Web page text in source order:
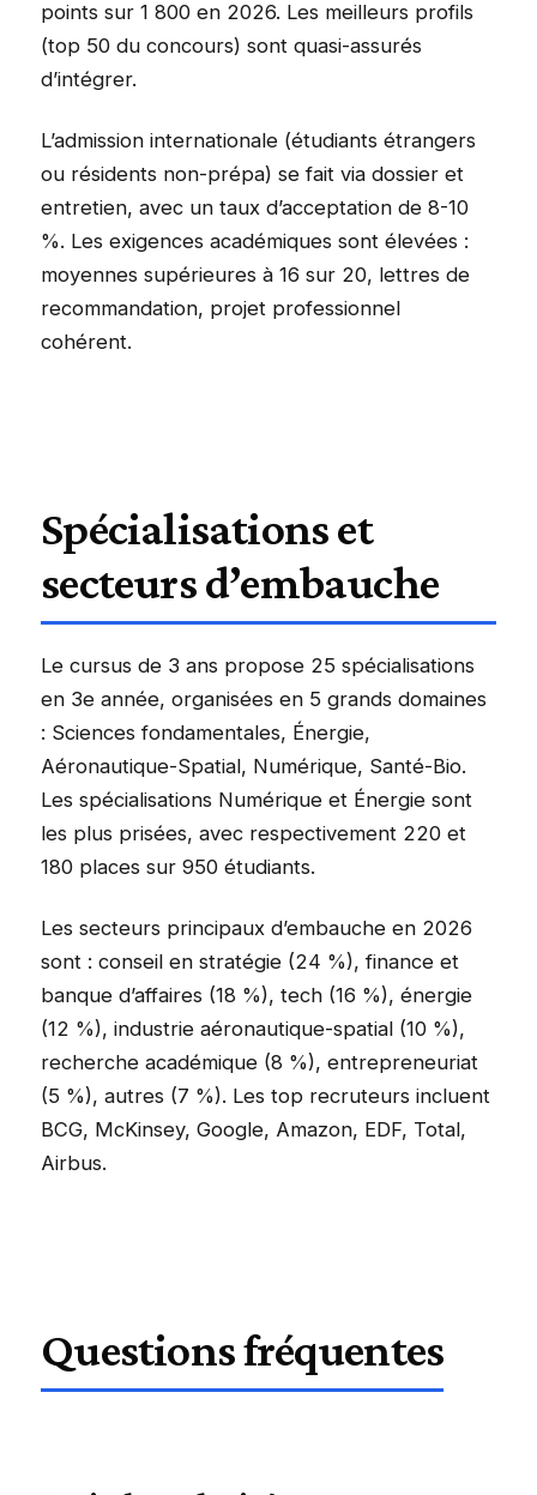
points sur 1 800 en 2026. Les meilleurs profils
(top 50 du concours) sont quasi-assurés
d’intégrer.
L’admission internationale (étudiants étrangers
ou résidents non-prépa) se fait via dossier et
entretien, avec un taux d’acceptation de 8-10
%. Les exigences académiques sont élevées :
moyennes supérieures à 16 sur 20, lettres de
recommandation, projet professionnel
cohérent.
Spécialisations et
secteurs d’embauche
Le cursus de 3 ans propose 25 spécialisations
en 3e année, organisées en 5 grands domaines
: Sciences fondamentales, Énergie,
Aéronautique-Spatial, Numérique, Santé-Bio.
Les spécialisations Numérique et Énergie sont
les plus prisées, avec respectivement 220 et
180 places sur 950 étudiants.
Les secteurs principaux d’embauche en 2026
sont : conseil en stratégie (24 %), finance et
banque d’affaires (18 %), tech (16 %), énergie
(12 %), industrie aéronautique-spatial (10 %),
recherche académique (8 %), entrepreneuriat
(5 %), autres (7 %). Les top recruteurs incluent
BCG, McKinsey, Google, Amazon, EDF, Total,
Airbus.
Questions fréquentes